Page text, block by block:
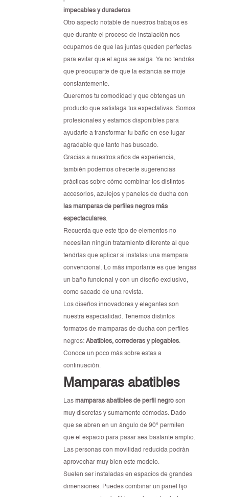
impecables y duraderos.
Otro aspecto notable de nuestros trabajos es
que durante el proceso de instalación nos
ocupamos de que las juntas queden perfectas
para evitar que el agua se salga. Ya no tendrás
que preocuparte de que la estancia se moje
constantemente.
Queremos tu comodidad y que obtengas un
producto que satisfaga tus expectativas. Somos
profesionales y estamos disponibles para
ayudarte a transformar tu baño en ese lugar
agradable que tanto has buscado.
Gracias a nuestros años de experiencia,
también podemos ofrecerte sugerencias
prácticas sobre cómo combinar los distintos
accesorios, azulejos y paneles de ducha con
las mamparas de perfiles negros más
espectaculares.
Recuerda que este tipo de elementos no
necesitan ningún tratamiento diferente al que
tendrías que aplicar si instalas una mampara
convencional. Lo más importante es que tengas
un baño funcional y con un diseño exclusivo,
como sacado de una revista.
Los diseños innovadores y elegantes son
nuestra especialidad. Tenemos distintos
formatos de mamparas de ducha con perfiles
negros: Abatibles, correderas y plegables.
Conoce un poco más sobre estas a
continuación.
Mamparas abatibles
Las mamparas abatibles de perfil negro son
muy discretas y sumamente cómodas. Dado
que se abren en un ángulo de 90° permiten
que el espacio para pasar sea bastante amplio.
Las personas con movilidad reducida podrán
aprovechar muy bien este modelo.
Suelen ser instaladas en espacios de grandes
dimensiones. Puedes combinar un panel fijo